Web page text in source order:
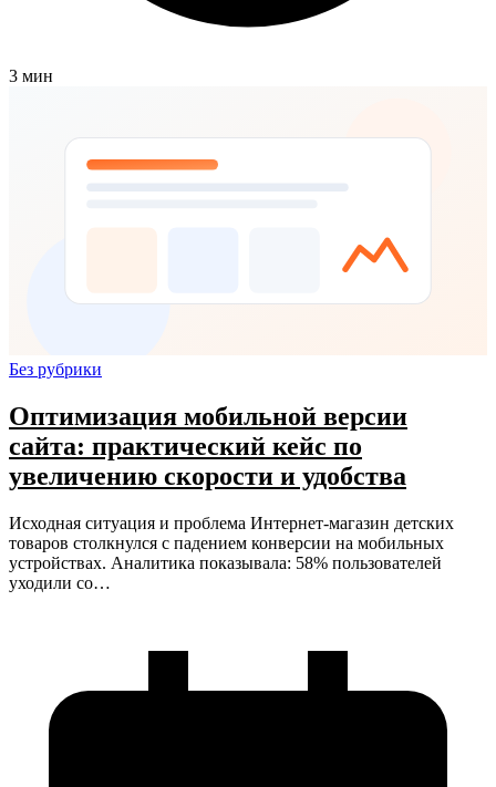
3 мин
Без рубрики
Оптимизация мобильной версии
сайта: практический кейс по
увеличению скорости и удобства
Исходная ситуация и проблема Интернет-магазин детских
товаров столкнулся с падением конверсии на мобильных
устройствах. Аналитика показывала: 58% пользователей
уходили со…